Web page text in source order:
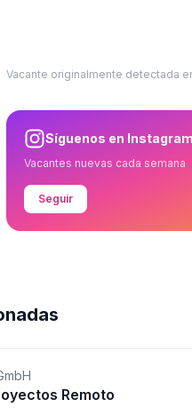
Vacante originalmente detectada
Síguenos en Instagram
Vacantes nuevas cada semana
Seguir
Remoto